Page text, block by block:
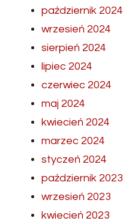
październik 2024
wrzesień 2024
sierpień 2024
lipiec 2024
czerwiec 2024
maj 2024
kwiecień 2024
marzec 2024
styczeń 2024
październik 2023
wrzesień 2023
kwiecień 2023